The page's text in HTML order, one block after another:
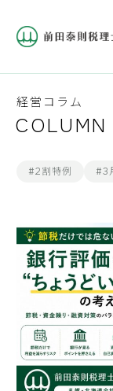
COLUMN
経営コラム
#2割特例 #3